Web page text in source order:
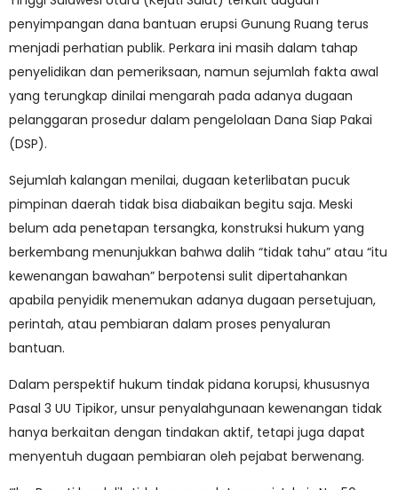
penyimpangan dana bantuan erupsi Gunung Ruang terus
menjadi perhatian publik. Perkara ini masih dalam tahap
penyelidikan dan pemeriksaan, namun sejumlah fakta awal
yang terungkap dinilai mengarah pada adanya dugaan
pelanggaran prosedur dalam pengelolaan Dana Siap Pakai
(DSP).
Sejumlah kalangan menilai, dugaan keterlibatan pucuk
pimpinan daerah tidak bisa diabaikan begitu saja. Meski
belum ada penetapan tersangka, konstruksi hukum yang
berkembang menunjukkan bahwa dalih “tidak tahu” atau “itu
kewenangan bawahan” berpotensi sulit dipertahankan
apabila penyidik menemukan adanya dugaan persetujuan,
perintah, atau pembiaran dalam proses penyaluran
bantuan.
Dalam perspektif hukum tindak pidana korupsi, khususnya
Pasal 3 UU Tipikor, unsur penyalahgunaan kewenangan tidak
hanya berkaitan dengan tindakan aktif, tetapi juga dapat
menyentuh dugaan pembiaran oleh pejabat berwenang.